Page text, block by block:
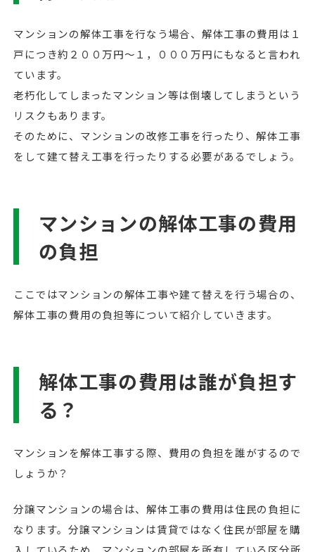
マンションの解体工事を行なう場合、解体工事の費用は１
戸につき約２００万円〜１，０００万円にもなると言われ
ています。
老朽化してしまったマンション等は倒壊してしまうという
リスクもあります。
そのために、マンションの改修工事を行ったり、解体工事
をして建て替え工事を行ったりする必要があるでしょう。
マンションの解体工事の費用
の負担
ここではマンションの解体工事や建て替えを行う場合の、
解体工事の費用の負担等について紹介していきます。
解体工事の費用は誰が負担す
る？
マンションを解体工事する際、費用の負担を誰がするので
しょうか？
分譲マンションの場合は、解体工事の費用は住民の負担に
なります。分譲マンションは賃貸ではなく住民が部屋を購